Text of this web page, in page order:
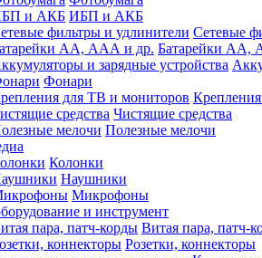
ИБП и АКБ
Сетевые
Батарейки АА,
Фонари
Чистящие средства
Полезные мелочи
Колонки
Наушники
Микрофоны
и инструмент
Витая пара, патч-
Розетки, коннекторы